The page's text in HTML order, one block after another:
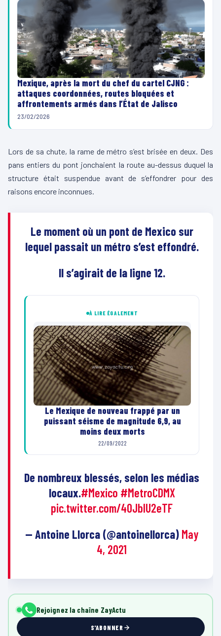
Mexique, après la mort du chef du cartel CJNG :
attaques coordonnées, routes bloquées et
affrontements armés dans l’État de Jalisco
23/02/2026
Lors de sa chute, la rame de métro s’est brisée en deux. Des
pans entiers du pont jonchaient la route au-dessus duquel la
structure était suspendue avant de s’effondrer pour des
raisons encore inconnues.
Le moment où un pont de Mexico sur
lequel passait un métro s’est effondré.
Il s’agirait de la ligne 12.
À LIRE ÉGALEMENT
Le Mexique de nouveau frappé par un
puissant séisme de magnitude 6,9, au
moins deux morts
22/09/2022
De nombreux blessés, selon les médias
locaux.#Mexico #MetroCDMX
pic.twitter.com/40JblU2eTF
— Antoine Llorca (@antoinellorca) May
4, 2021
Rejoignez la chaîne ZayActu
S'ABONNER